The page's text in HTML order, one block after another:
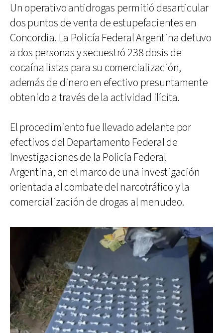
Un operativo antidrogas permitió desarticular
dos puntos de venta de estupefacientes en
Concordia. La Policía Federal Argentina detuvo
a dos personas y secuestró 238 dosis de
cocaína listas para su comercialización,
además de dinero en efectivo presuntamente
obtenido a través de la actividad ilícita.
El procedimiento fue llevado adelante por
efectivos del Departamento Federal de
Investigaciones de la Policía Federal
Argentina, en el marco de una investigación
orientada al combate del narcotráfico y la
comercialización de drogas al menudeo.